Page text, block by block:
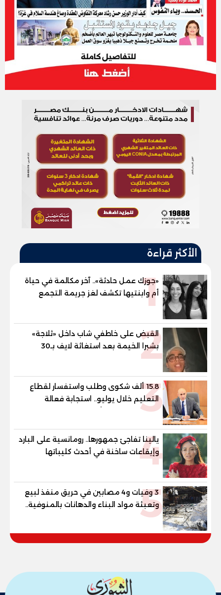
الأكثر قراءة
1
«جوزك عمل حادثة».. آخر مكالمة في حياة
أم وابنتيها تكشف لغز جريمة التجمع
الخامس
2
القبض على خاطفي شاب داخل «ثلاجة»
بشبرا الخيمة بعد استغاثة لايف بـ30
دقيقة
315.8 ألف شكوى وطلب واستفسار لقطاع
التعليم خلال يوليو.. استجابة فعالة
لشكاوى الطلاب وأولياء الأمور
4
يالينا تفاجئ جمهورها.. رومانسية على البارد
وإيقاعات ساخنة في أحدث كليباتها
5
3 وفيات و4 مصابين في حريق منفذ لبيع
وتعبئة مواد البناء والدهانات بالمنوفية..
والمحافظ يتابع من موقع الحادث